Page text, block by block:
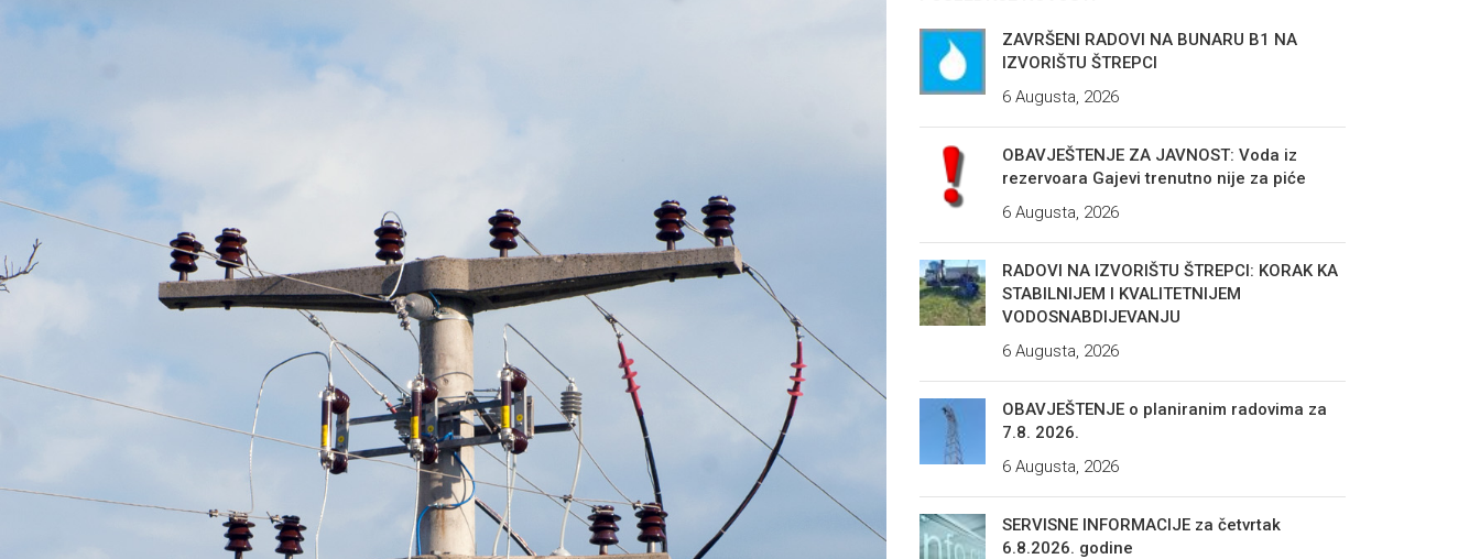
ZAVRŠENI RADOVI NA BUNARU B1 NA
IZVORIŠTU ŠTREPCI
6 Augusta, 2026
OBAVJEŠTENJE ZA JAVNOST: Voda iz
rezervoara Gajevi trenutno nije za piće
6 Augusta, 2026
RADOVI NA IZVORIŠTU ŠTREPCI: KORAK KA
STABILNIJEM I KVALITETNIJEM
VODOSNABDIJEVANJU
6 Augusta, 2026
OBAVJEŠTENJE o planiranim radovima za
7.8. 2026.
6 Augusta, 2026
SERVISNE INFORMACIJE za četvrtak
6.8.2026. godine